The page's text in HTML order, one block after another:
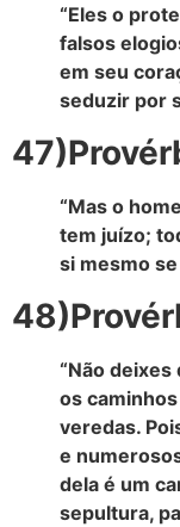
“Eles o
falsos
em seu
seduzir por
“Mas o
tem juízo;
si mesmo
“Não
os
veredas.
e
dela é um
sepultura,